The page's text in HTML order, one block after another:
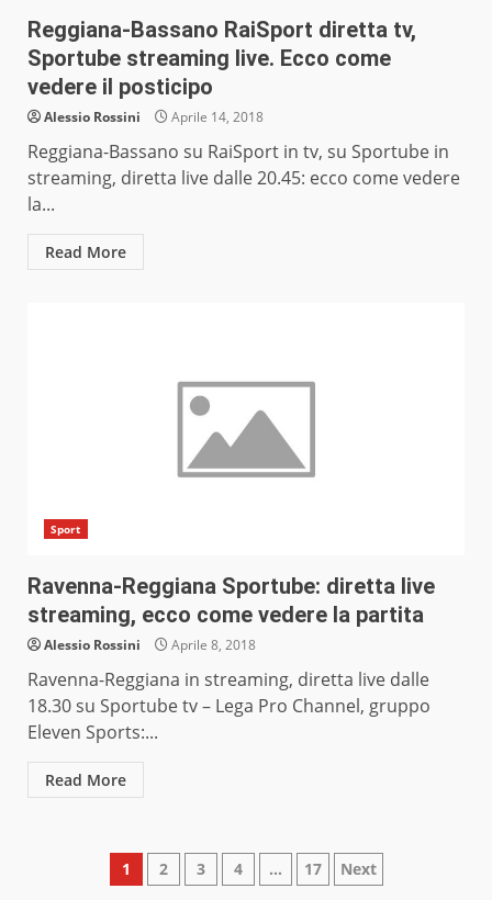
Reggiana-Bassano RaiSport diretta tv,
Sportube streaming live. Ecco come
vedere il posticipo
Alessio Rossini Aprile 14, 2018
Reggiana-Bassano su RaiSport in tv, su Sportube in
streaming, diretta live dalle 20.45: ecco come vedere
la...
Read More
Sport
Ravenna-Reggiana Sportube: diretta live
streaming, ecco come vedere la partita
Alessio Rossini Aprile 8, 2018
Ravenna-Reggiana in streaming, diretta live dalle
18.30 su Sportube tv – Lega Pro Channel, gruppo
Eleven Sports:...
Read More
Paginazione
1 2 3 4 … 17 Next